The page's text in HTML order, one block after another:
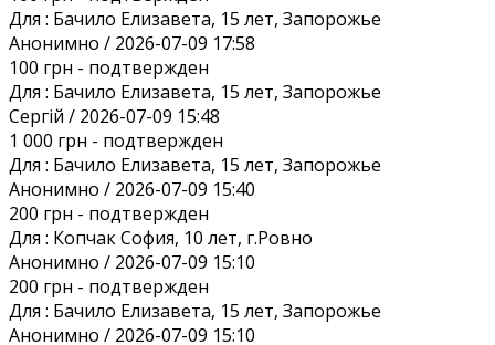
Для : Бачило Елизавета, 15 лет, Запорожье
Анонимно / 2026-07-09 17:58
100 грн - подтвержден
Для : Бачило Елизавета, 15 лет, Запорожье
Сергій / 2026-07-09 15:48
1 000 грн - подтвержден
Для : Бачило Елизавета, 15 лет, Запорожье
Анонимно / 2026-07-09 15:40
200 грн - подтвержден
Для : Копчак София, 10 лет, г.Ровно
Анонимно / 2026-07-09 15:10
200 грн - подтвержден
Для : Бачило Елизавета, 15 лет, Запорожье
Анонимно / 2026-07-09 15:10